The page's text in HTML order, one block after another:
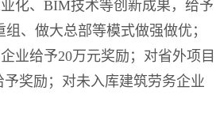
化、BIM技术等创新成果，给予
、做大总部等模式做强做优；
业给予20万元奖励；对省外项目
奖励；对未入库建筑劳务企业